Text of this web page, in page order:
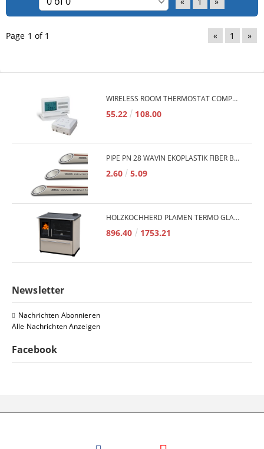
Page 1 of 1 « 1 »
WIRELESS ROOM THERMOSTAT COMPUTHERM Q7RF
55.22 108.00
PIPE PN 28 WAVIN EKOPLASTIK FIBER BASALT PLUS - 3M/QTY.
2.60 5.09
HOLZKOCHHERD PLAMEN TERMO GLAS 850 11KW
896.40 1753.21
Newsletter
Nachrichten Abonnieren
Alle Nachrichten Anzeigen
Facebook